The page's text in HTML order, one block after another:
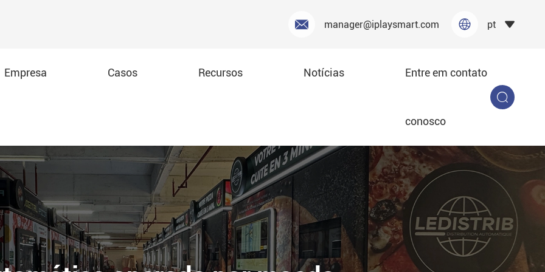
 manager@iplaysmart.com  pt 
máquina de venda automática de pizza interna de segunda geração
32 ''touch screen máquina de venda automática de pizza
32 ''máquina de venda automática de pizza ao ar livre
55 ''máquina de venda automática de pizza
55 ''máquina de venda automática de pizza ao ar livre
Empresa Casos Recursos Notícias Entre em contato
conosco
